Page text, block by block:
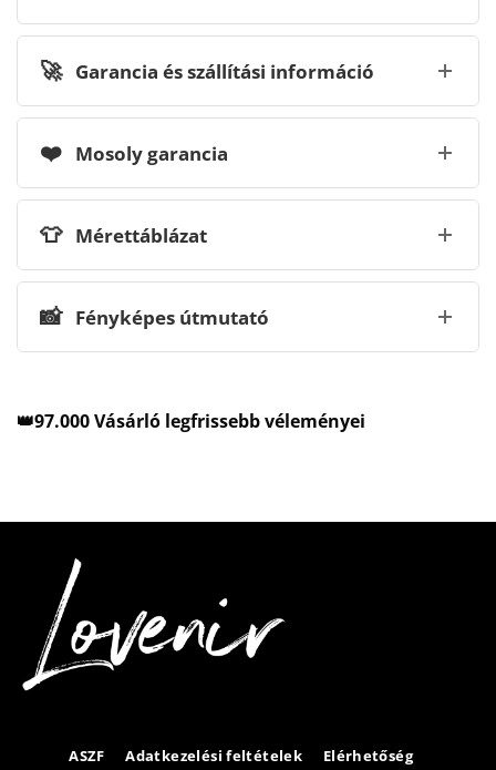
🚀 Garancia és szállítási információ
❤️ Mosoly garancia
👕 Mérettáblázat
📸 Fényképes útmutató
👑97.000 Vásárló legfrissebb véleményei
ASZF Adatkezelési feltételek Elérhetőség